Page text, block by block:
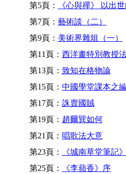
第5頁：
《心與禪》 以出
第7頁： 藝術談（二）
第9頁： 美術界雜俎（一）
第11頁： 西洋畫特別教授
第13頁： 致知在格物論
第15頁： 中國學堂課本之
第17頁： 誅賣國賊
第19頁： 趙爾巽如何
第21頁： 唱歌法大意
第23頁：
《城南草堂筆記
第25頁：
《李蘋香》序